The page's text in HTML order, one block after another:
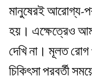
মানুষেরই আরোগ্য-
হয়। এক্ষেত্রেও
দেখি না। মূলত রোগ
চিকিৎসা পরবর্তী